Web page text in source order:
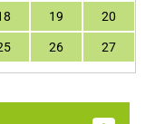
19 20
26 27